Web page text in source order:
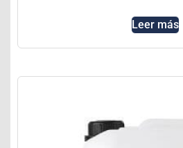
Leer más